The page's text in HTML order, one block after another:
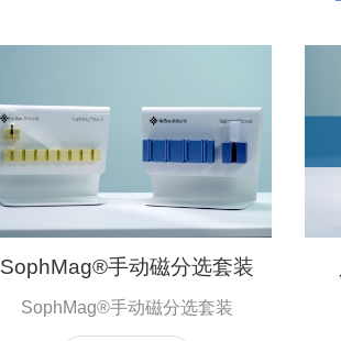
SophMag®手动磁分选套装
SophMag®手动磁分选套装